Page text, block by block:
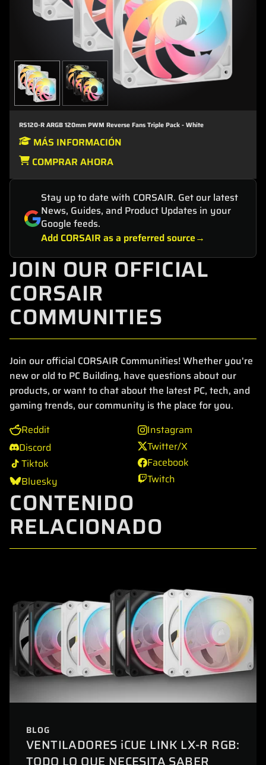
RS120-R ARGB 120mm PWM Reverse Fans Triple Pack - White
MÁS INFORMACIÓN
COMPRAR AHORA
Stay up to date with CORSAIR. Get our latest
News, Guides, and Product Updates in your
Google feeds.
Add CORSAIR as a preferred source
JOIN OUR OFFICIAL
CORSAIR
COMMUNITIES
Join our official CORSAIR Communities! Whether you're
new or old to PC Building, have questions about our
products, or want to chat about the latest PC, tech, and
gaming trends, our community is the place for you.
Reddit
Discord
Tiktok
Bluesky
Instagram
Twitter/X
Facebook
Twitch
CONTENIDO
RELACIONADO
BLOG
VENTILADORES iCUE LINK LX-R RGB: